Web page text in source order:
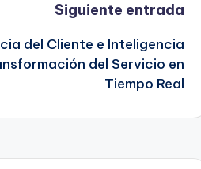
Siguiente entrada
del Cliente e Inteligencia
del Servicio en
Tiempo Real